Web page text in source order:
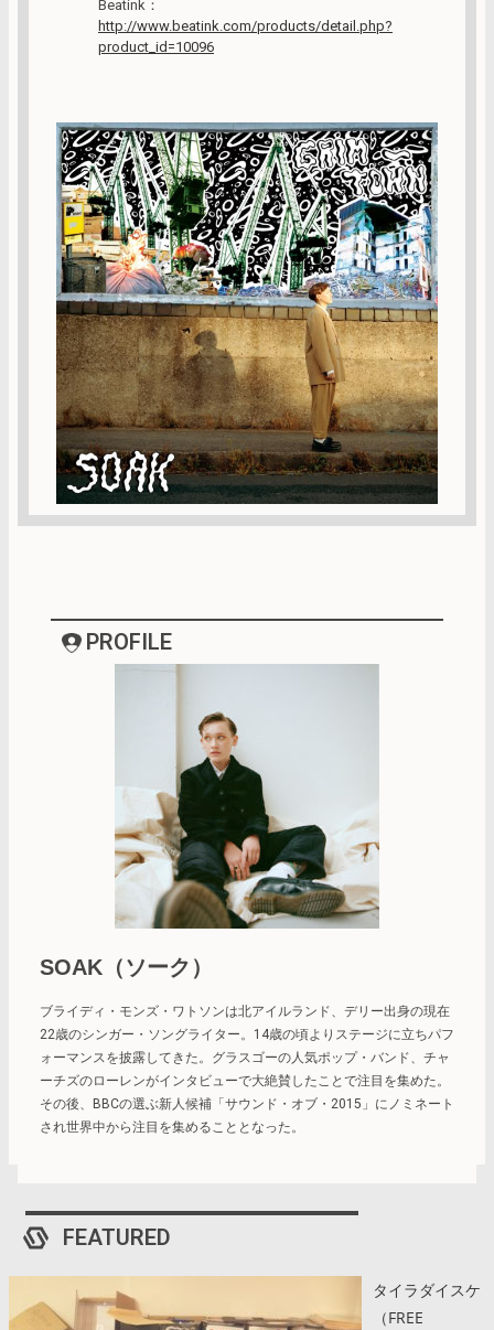
Beatink：
http://www.beatink.com/products/detail.php?
product_id=10096
PROFILE
SOAK（ソーク）
ブライディ・モンズ・ワトソンは北アイルランド、デリー出身の現在
22歳のシンガー・ソングライター。14歳の頃よりステージに立ちパフ
ォーマンスを披露してきた。グラスゴーの人気ポップ・バンド、チャ
ーチズのローレンがインタビューで大絶賛したことで注目を集めた。
その後、BBCの選ぶ新人候補「サウンド・オブ・2015」にノミネート
され世界中から注目を集めることとなった。
FEATURED
タイラダイスケ
（FREE